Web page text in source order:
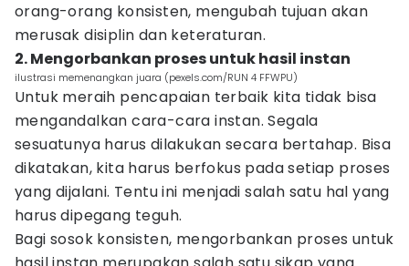
orang-orang konsisten, mengubah tujuan akan
merusak disiplin dan keteraturan.
2. Mengorbankan proses untuk hasil instan
ilustrasi memenangkan juara (pexels.com/RUN 4 FFWPU)
Untuk meraih pencapaian terbaik kita tidak bisa
mengandalkan cara-cara instan. Segala
sesuatunya harus dilakukan secara bertahap. Bisa
dikatakan, kita harus berfokus pada setiap proses
yang dijalani. Tentu ini menjadi salah satu hal yang
harus dipegang teguh.
Bagi sosok konsisten, mengorbankan proses untuk